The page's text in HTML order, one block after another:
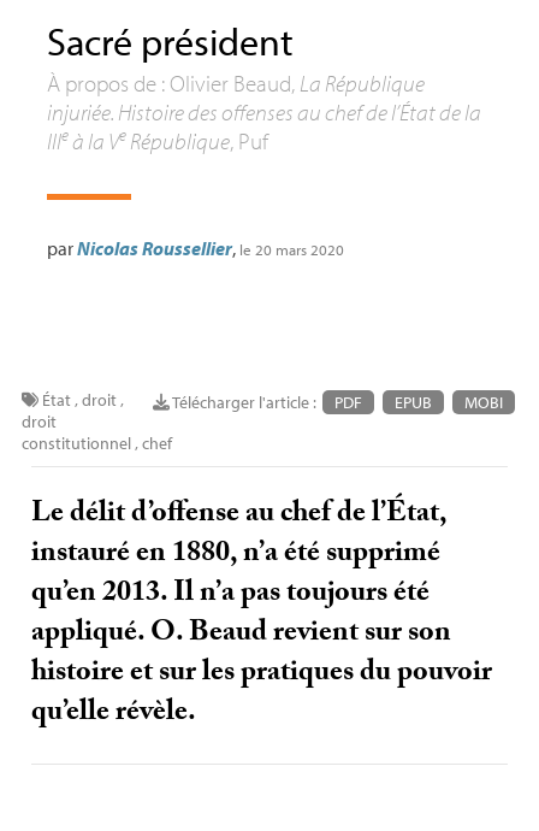
Sacré président
À propos de : Olivier Beaud, La République
injuriée. Histoire des offenses au chef de l’État de la
IIIeà la VeRépublique, Puf
parNicolas Roussellier, le 20 mars 2020
Télécharger l'article : PDF EPUB MOBI
État,droit,
droit
constitutionnel,chef
Le délit d’offense au chef de l’État,
instauré en 1880, n’a été supprimé
qu’en 2013. Il n’a pas toujours été
appliqué. O. Beaud revient sur son
histoire et sur les pratiques du pouvoir
qu’elle révèle.